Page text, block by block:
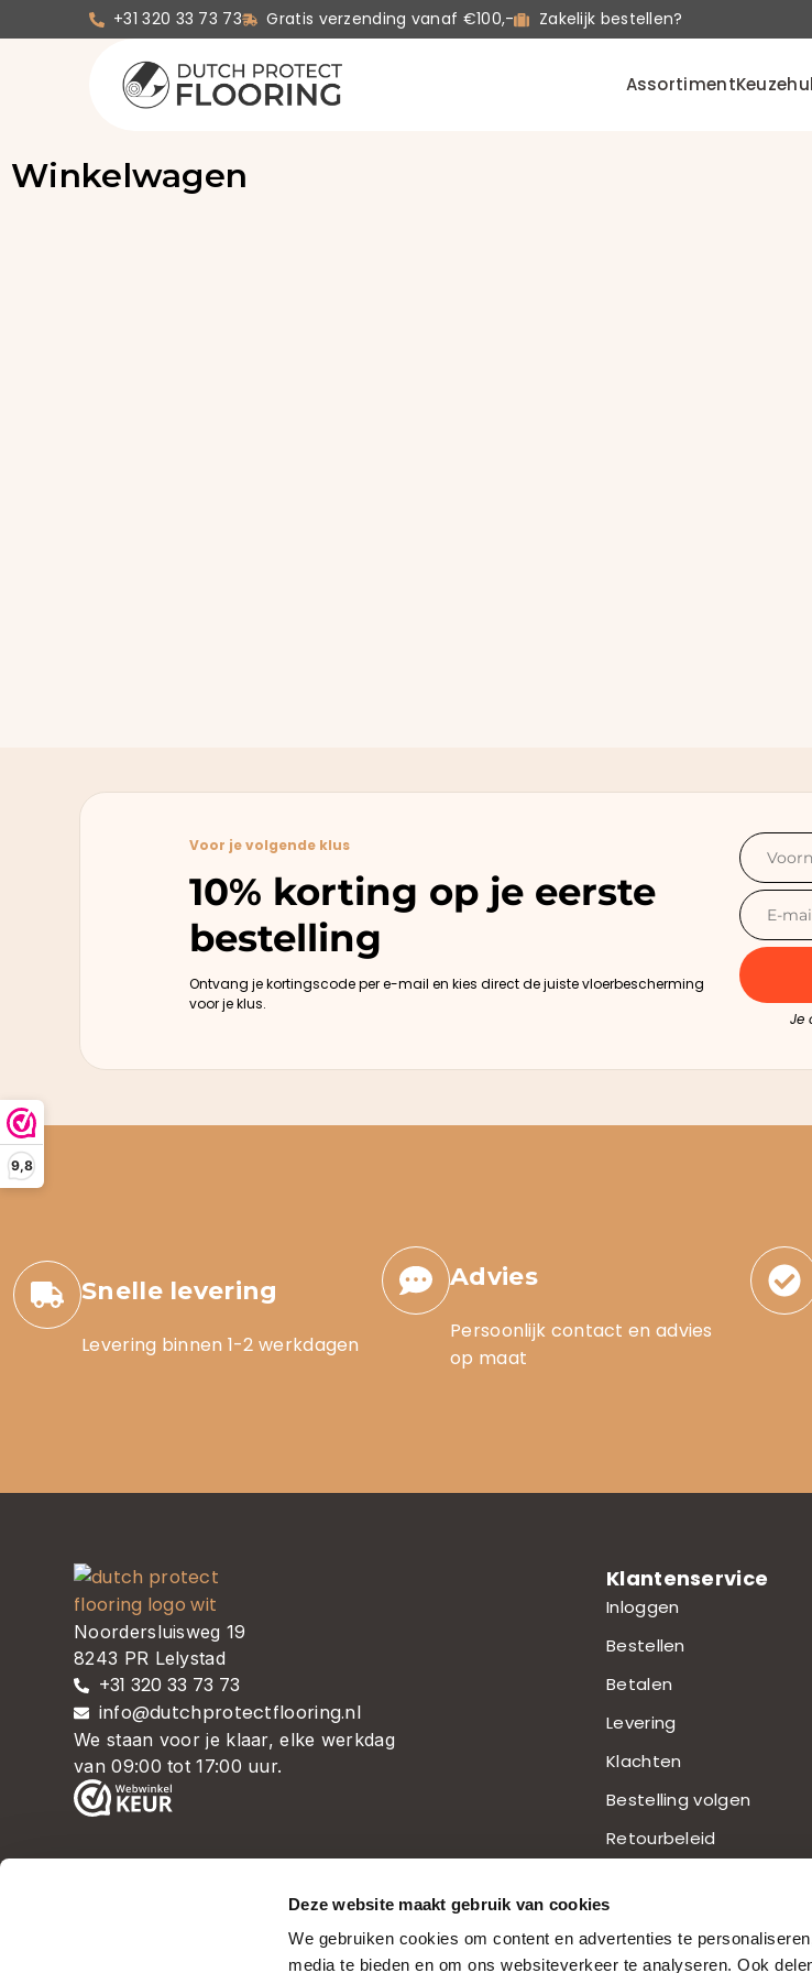
9,8
Deze website maakt gebruik van cookies
We gebruiken cookies om content en advertenties te
media te bieden en om ons websiteverkeer te analyseren. Ook
+31 320 33 73 73 Gratis verzending vanaf €100,- Zakelijk bestellen?
Assortiment
Winkelwagen
Voor je volgende klus
10% korting op je eerste
bestelling
Ontvang je kortingscode per e-mail en kies direct de juiste vloerbescherming
voor je klus.
Je
Snelle levering
Levering binnen 1-2 werkdagen
Advies
Persoonlijk contact en advies
op maat
Noordersluisweg 19
8243 PR Lelystad
+31 320 33 73 73
info@dutchprotectflooring.nl
We staan voor je klaar, elke werkdag
van 09:00 tot 17:00 uur.
Klantenservice
Inloggen
Bestellen
Betalen
Levering
Klachten
Bestelling volgen
Retourbeleid
FAQ